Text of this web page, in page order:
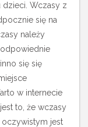
dzieci. Wczasy z
się na
należy
się się
w internecie
jest to, że wczasy
jest